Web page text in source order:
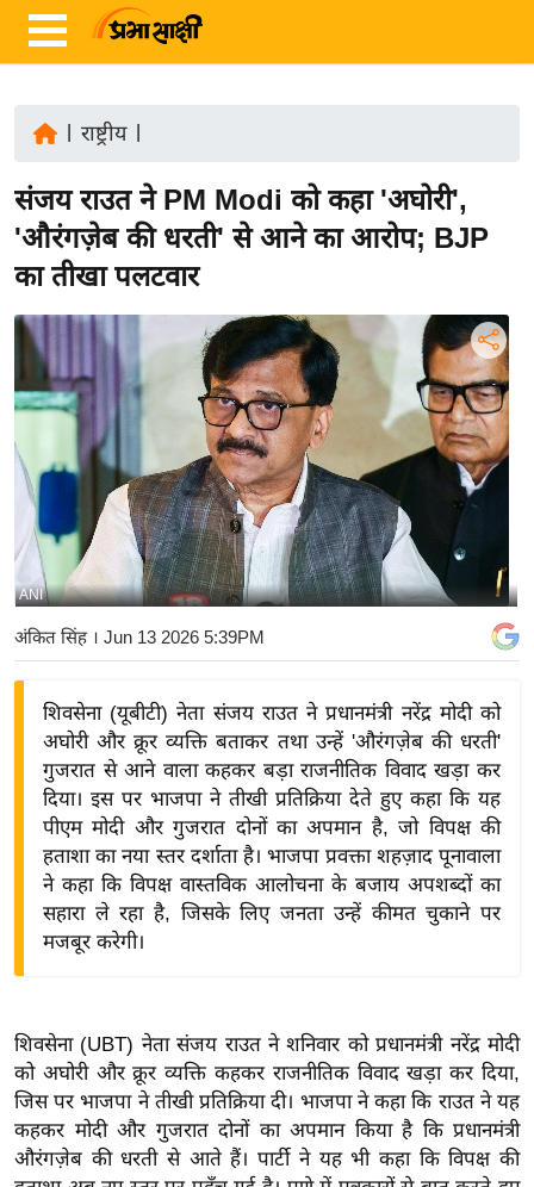
ज़ा
ख
र
रा
ष्ट्री
य
त
र्रा
ष्ट्री
य
बि
ज़
ने
द्यो
वि
रा
य
ब
ज
ट
राष्ट्रीय|
संजय राउत ने PM Modi को कहा 'अघोरी',
'औरंगज़ेब की धरती' से आने का आरोप; BJP
का तीखा पलटवार
ANI
अंकित सिंह। Jun 13 2026 5:39PM
शिवसेना (यूबीटी) नेता संजय राउत ने प्रधानमंत्री नरेंद्र मोदी को
अघोरी और क्रूर व्यक्ति बताकर तथा उन्हें 'औरंगज़ेब की धरती'
गुजरात से आने वाला कहकर बड़ा राजनीतिक विवाद खड़ा कर
दिया। इस पर भाजपा ने तीखी प्रतिक्रिया देते हुए कहा कि यह
पीएम मोदी और गुजरात दोनों का अपमान है, जो विपक्ष की
हताशा का नया स्तर दर्शाता है। भाजपा प्रवक्ता शहज़ाद पूनावाला
ने कहा कि विपक्ष वास्तविक आलोचना के बजाय अपशब्दों का
सहारा ले रहा है, जिसके लिए जनता उन्हें कीमत चुकाने पर
मजबूर करेगी।
शिवसेना (UBT) नेता संजय राउत ने शनिवार को प्रधानमंत्री नरेंद्र मोदी
को अघोरी और क्रूर व्यक्ति कहकर राजनीतिक विवाद खड़ा कर दिया,
जिस पर भाजपा ने तीखी प्रतिक्रिया दी। भाजपा ने कहा कि राउत ने यह
कहकर मोदी और गुजरात दोनों का अपमान किया है कि प्रधानमंत्री
औरंगज़ेब की धरती से आते हैं। पार्टी ने यह भी कहा कि विपक्ष की